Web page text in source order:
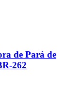
de Pará de
262